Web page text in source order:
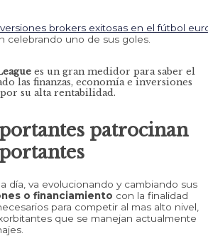
celebrando uno de sus goles.
es un gran medidor para saber el
las finanzas, economía e inversiones
su alta rentabilidad.
patrocinan
día, va evolucionando y cambiando sus
o financiamiento con la finalidad
para competir al mas alto nivel,
que se manejan actualmente